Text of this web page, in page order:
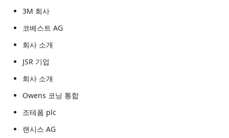
3M 회사
코베스트 AG
회사 소개
JSR 기업
회사 소개
Owens 코닝 통합
조테폼 plc
랜시스 AG